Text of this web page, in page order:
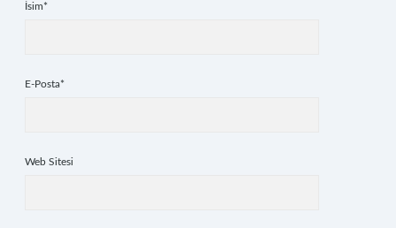
İsim*
E-Posta*
Web Sitesi